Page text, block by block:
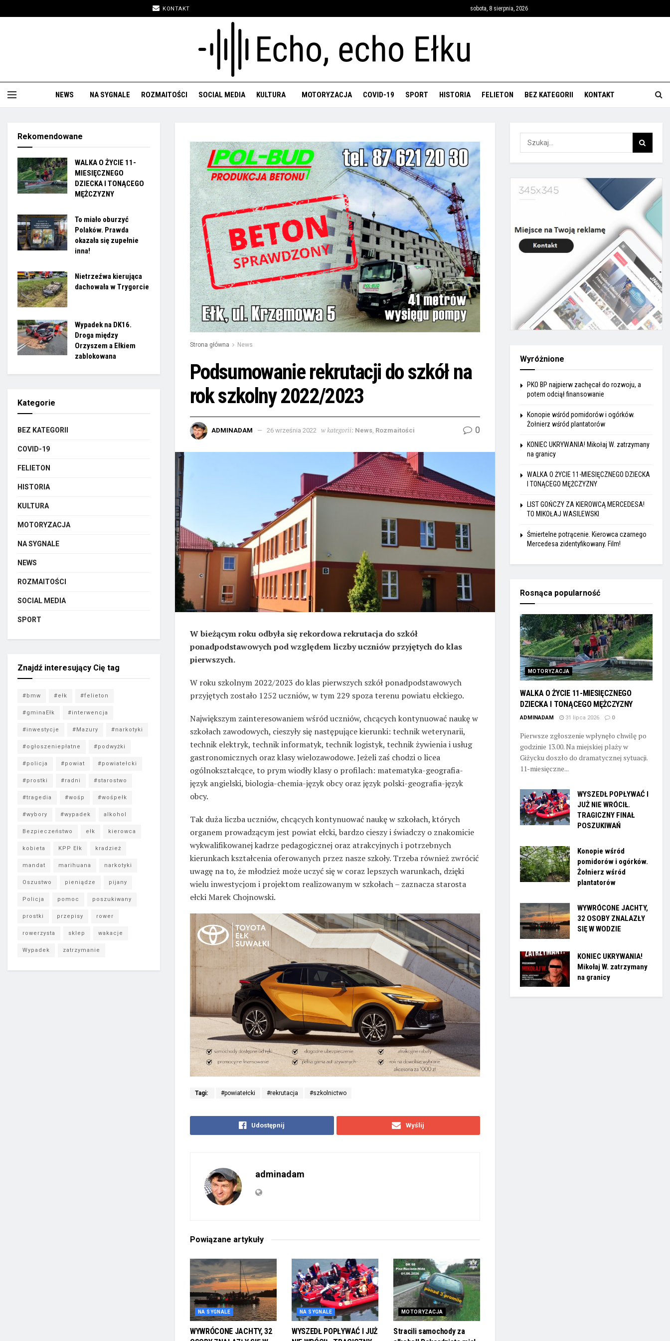
KONTAKT sobota, 8 sierpnia, 2026
NEWS NA SYGNALE ROZMAITOŚCI SOCIAL MEDIA KULTURA MOTORYZACJA COVID-19 SPORT HISTORIA FELIETON BEZ KATEGORII KONTAKT
Strona główna News
Podsumowanie rekrutacji do szkół na
rok szkolny 2022/2023
ADMINADAM 26 września 2022 w kategorii: News Rozmaitości 0
W bieżącym roku odbyła się rekordowa rekrutacja do szkół
ponadpodstawowych pod względem liczby uczniów przyjętych do klas
pierwszych.
W roku szkolnym 2022/2023 do klas pierwszych szkół ponadpodstawowych
przyjętych zostało 1252 uczniów, w tym 229 spoza terenu powiatu ełckiego.
Największym zainteresowaniem wśród uczniów, chcących kontynuować naukę w
szkołach zawodowych, cieszyły się następujące kierunki: technik weterynarii,
technik elektryk, technik informatyk, technik logistyk, technik żywienia i usług
gastronomicznych oraz klasy wielozawodowe. Jeżeli zaś chodzi o licea
ogólnokształcące, to prym wiodły klasy o profilach: matematyka-geografia-
język angielski, biologia-chemia-język obcy oraz język polski-geografia-język
obcy.
Tak duża liczba uczniów, chcących kontynuować naukę w szkołach, których
organem prowadzącym jest powiat ełcki, bardzo cieszy i świadczy o znakomicie
wykwalifikowanej kadrze pedagogicznej oraz atrakcyjnych i potrzebnych
kierunkach kształcenia oferowanych przez nasze szkoły. Trzeba również zwrócić
uwagę na to, że młodzież może uczyć się w coraz lepszych warunkach, dzięki
wielu inwestycjom i projektom realizowanym w szkołach – zaznacza starosta
ełcki Marek Chojnowski.
Tagi: #powiatełcki #rekrutacja #szkolnictwo
Udostępnij Wyślij
adminadam
Powiązane artykuły
NA SYGNALE
WYWRÓCONE JACHTY, 32
NA SYGNALE
WYSZEDŁ POPŁYWAĆ I JUŻ
MOTORYZACJA
Stracili samochody za
Rekomendowane
WALKA O ŻYCIE 11-
MIESIĘCZNEGO
DZIECKA I TONĄCEGO
MĘŻCZYZNY
To miało oburzyć
Polaków. Prawda
okazała się zupełnie
inna!
Nietrzeźwa kierująca
dachowała w Trygorcie
Wypadek na DK16.
Droga między
Orzyszem a Ełkiem
zablokowana
Kategorie
BEZ KATEGORII
COVID-19
FELIETON
HISTORIA
KULTURA
MOTORYZACJA
NA SYGNALE
NEWS
ROZMAITOŚCI
SOCIAL MEDIA
SPORT
Znajdź interesujący Cię tag
#bmw #ełk #felieton
#gminaEłk #interwencja
#inwestycje #Mazury #narkotyki
#ogłoszeniepłatne #podwyżki
#policja #powiat #powiatełcki
#prostki #radni #starostwo
#tragedia #wośp #wośpełk
#wybory #wypadek alkohol
Bezpieczeństwo ełk kierowca
kobieta KPP Ełk kradzież
mandat marihuana narkotyki
Oszustwo pieniądze pijany
Policja pomoc poszukiwany
prostki przepisy rower
rowerzysta sklep wakacje
Wypadek zatrzymanie
Wyróżnione
PKO BP najpierw zachęcał do rozwoju, a
potem odciął finansowanie
Konopie wśród pomidorów i ogórków.
Żołnierz wśród plantatorów
KONIEC UKRYWANIA! Mikołaj W. zatrzymany
na granicy
WALKA O ŻYCIE 11-MIESIĘCZNEGO DZIECKA
I TONĄCEGO MĘŻCZYZNY
LIST GOŃCZY ZA KIEROWCĄ MERCEDESA!
TO MIKOŁAJ WASILEWSKI
Śmiertelne potrącenie. Kierowca czarnego
Mercedesa zidentyfikowany. Film!
Rosnąca popularność
MOTORYZACJA
WALKA O ŻYCIE 11-MIESIĘCZNEGO
DZIECKA I TONĄCEGO MĘŻCZYZNY
ADMINADAM 31 lipca 2026 0
Pierwsze zgłoszenie wpłynęło chwilę po
godzinie 13.00. Na miejskiej plaży w
Giżycku doszło do dramatycznej sytuacji.
11-miesięczne...
WYSZEDŁ POPŁYWAĆ I
JUŻ NIE WRÓCIŁ.
TRAGICZNY FINAŁ
POSZUKIWAŃ
Konopie wśród
pomidorów i ogórków.
Żołnierz wśród
plantatorów
WYWRÓCONE JACHTY,
32 OSOBY ZNALAZŁY
SIĘ W WODZIE
KONIEC UKRYWANIA!
Mikołaj W. zatrzymany
na granicy